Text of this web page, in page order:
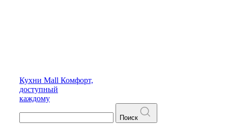
Кухни Mall Комфорт,
доступный
каждому
Поиск